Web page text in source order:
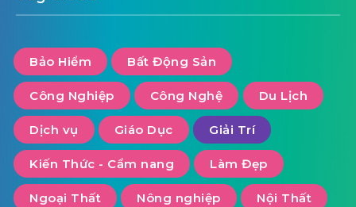
Bảo Hiểm Bất Động Sản
Công Nghiệp Công Nghệ Du Lịch
Dịch vụ Giáo Dục Giải Trí
Kiến Thức - Cẩm nang Làm Đẹp
Ngoại Thất Nông nghiệp Nội Thất